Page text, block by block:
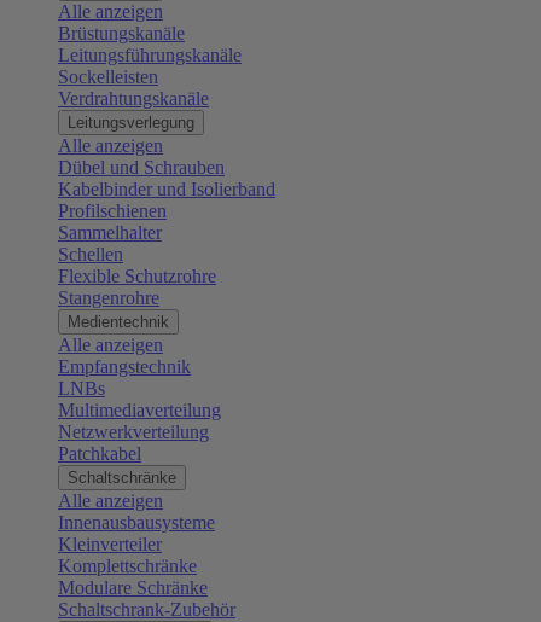
Alle anzeigen
Brüstungskanäle
Leitungsführungskanäle
Sockelleisten
Verdrahtungskanäle
Leitungsverlegung
Alle anzeigen
Dübel und Schrauben
Kabelbinder und Isolierband
Profilschienen
Sammelhalter
Schellen
Flexible Schutzrohre
Stangenrohre
Medientechnik
Alle anzeigen
Empfangstechnik
LNBs
Multimediaverteilung
Netzwerkverteilung
Patchkabel
Schaltschränke
Alle anzeigen
Innenausbausysteme
Kleinverteiler
Komplettschränke
Modulare Schränke
Schaltschrank-Zubehör